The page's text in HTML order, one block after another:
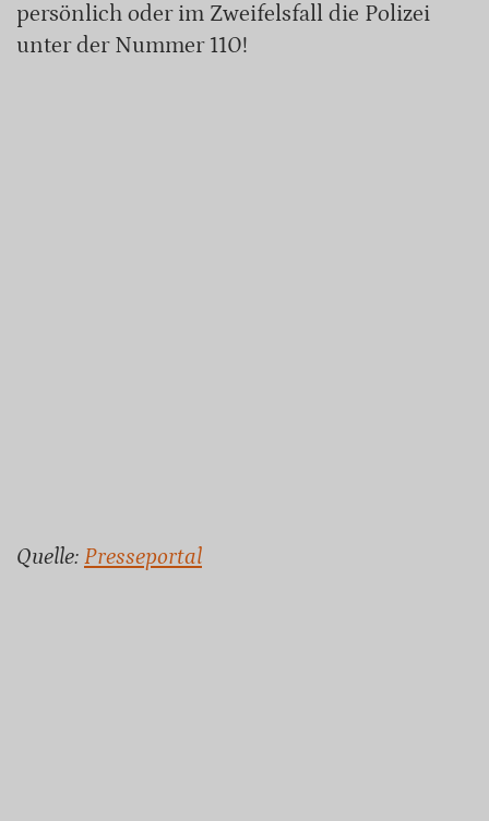
persönlich oder im Zweifelsfall die Polizei
unter der Nummer 110!
Quelle: Presseportal